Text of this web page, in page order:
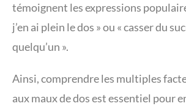
témoignent les expressions
j’en ai plein le dos » ou « casser du
quelqu’un ».
Ainsi, comprendre les multiples
aux maux de dos est essentiel pour